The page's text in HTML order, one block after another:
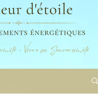
- Vivre sa Souveraineté